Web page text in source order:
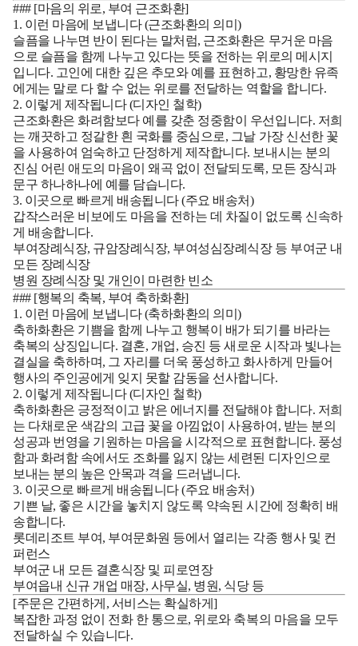
### [마음의 위로, 부여 근조화환]
1. 이런 마음에 보냅니다 (근조화환의 의미)
슬픔을 나누면 반이 된다는 말처럼, 근조화환은 무거운 마음
으로 슬픔을 함께 나누고 있다는 뜻을 전하는 위로의 메시지
입니다. 고인에 대한 깊은 추모와 예를 표현하고, 황망한 유족
에게는 말로 다 할 수 없는 위로를 전달하는 역할을 합니다.
2. 이렇게 제작됩니다 (디자인 철학)
근조화환은 화려함보다 예를 갖춘 정중함이 우선입니다. 저희
는 깨끗하고 정갈한 흰 국화를 중심으로, 그날 가장 신선한 꽃
을 사용하여 엄숙하고 단정하게 제작합니다. 보내시는 분의
진심 어린 애도의 마음이 왜곡 없이 전달되도록, 모든 장식과
문구 하나하나에 예를 담습니다.
3. 이곳으로 빠르게 배송됩니다 (주요 배송처)
갑작스러운 비보에도 마음을 전하는 데 차질이 없도록 신속하
게 배송합니다.
부여장례식장, 규암장례식장, 부여성심장례식장 등 부여군 내
모든 장례식장
병원 장례식장 및 개인이 마련한 빈소
### [행복의 축복, 부여 축하화환]
1. 이런 마음에 보냅니다 (축하화환의 의미)
축하화환은 기쁨을 함께 나누고 행복이 배가 되기를 바라는
축복의 상징입니다. 결혼, 개업, 승진 등 새로운 시작과 빛나는
결실을 축하하며, 그 자리를 더욱 풍성하고 화사하게 만들어
행사의 주인공에게 잊지 못할 감동을 선사합니다.
2. 이렇게 제작됩니다 (디자인 철학)
축하화환은 긍정적이고 밝은 에너지를 전달해야 합니다. 저희
는 다채로운 색감의 고급 꽃을 아낌없이 사용하여, 받는 분의
성공과 번영을 기원하는 마음을 시각적으로 표현합니다. 풍성
함과 화려함 속에서도 조화를 잃지 않는 세련된 디자인으로
보내는 분의 높은 안목과 격을 드러냅니다.
3. 이곳으로 빠르게 배송됩니다 (주요 배송처)
기쁜 날, 좋은 시간을 놓치지 않도록 약속된 시간에 정확히 배
송합니다.
롯데리조트 부여, 부여문화원 등에서 열리는 각종 행사 및 컨
퍼런스
부여군 내 모든 결혼식장 및 피로연장
부여읍내 신규 개업 매장, 사무실, 병원, 식당 등
[주문은 간편하게, 서비스는 확실하게]
복잡한 과정 없이 전화 한 통으로, 위로와 축복의 마음을 모두
전달하실 수 있습니다.